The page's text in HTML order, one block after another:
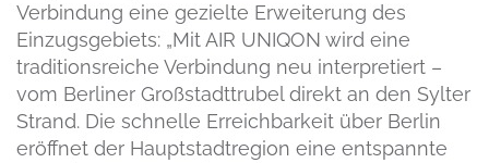
Verbindung eine gezielte Erweiterung des
Einzugsgebiets: „Mit AIR UNIQON wird eine
traditionsreiche Verbindung neu interpretiert –
vom Berliner Großstadttrubel direkt an den Sylter
Strand. Die schnelle Erreichbarkeit über Berlin
eröffnet der Hauptstadtregion eine entspannte